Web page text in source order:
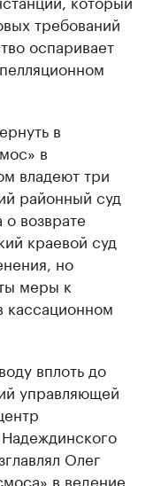
требований
оспаривает
в
в
владеют три
районный суд
о возврате
краевой суд
но
меры к
кассационном
вплоть до
управляющей
Олег
в ведение